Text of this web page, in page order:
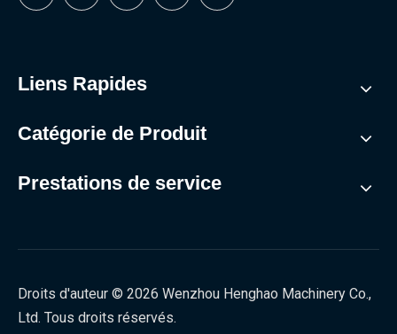
Liens Rapides
Catégorie de Produit
Prestations de service
Droits d'auteur © 2026 Wenzhou Henghao Machinery Co.,
Ltd. Tous droits réservés.